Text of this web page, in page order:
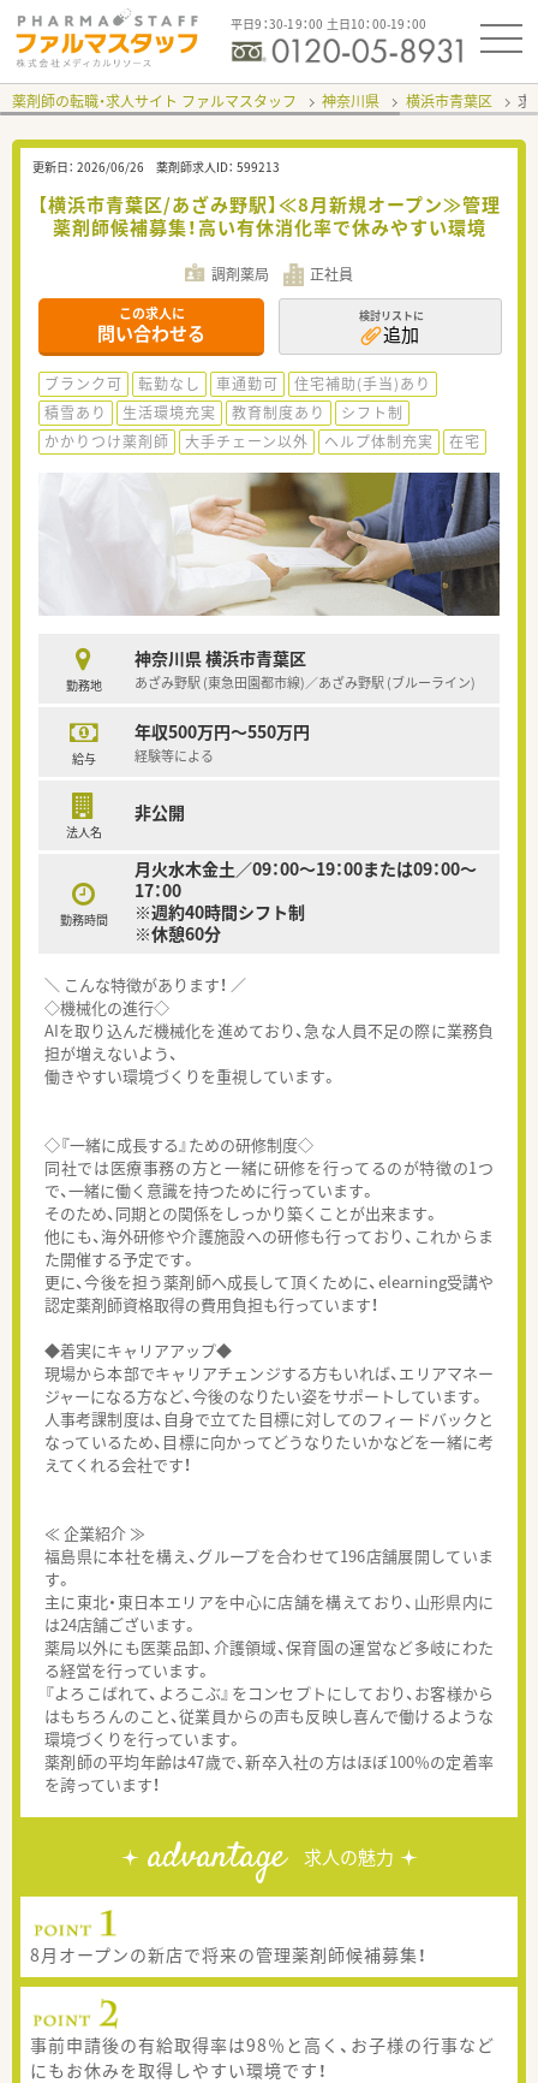
平日9：30-19：00 土日10：00-19：00
薬剤師の転職・求人サイト ファルマスタッフ 神奈川県 横浜市青葉区 求
更新日： 2026/06/26 薬剤師求人ID： 599213
【横浜市青葉区/あざみ野駅】≪8月新規オープン≫管理
薬剤師候補募集！高い有休消化率で休みやすい環境
調剤薬局 正社員
この求人に
問い合わせる
検討リストに
追加
ブランク可 転勤なし 車通勤可
住宅補助(手当)あり
積雪あり
生活環境充実 教育制度あり
シフト制
かかりつけ薬剤師
大手チェーン以外 ヘルプ体制充実 在宅
勤務地
神奈川県 横浜市青葉区
あざみ野駅 (東急田園都市線)／あざみ野駅 (ブルーライン)
給与
年収500万円～550万円
経験等による
法人名
非公開
勤務時間
月火水木金土／09：00～19：00または09：00～
17：00
※週約40時間シフト制
※休憩60分
＼ こんな特徴があります！ ／
◇機械化の進行◇
AIを取り込んだ機械化を進めており、急な人員不足の際に業務負
担が増えないよう、
働きやすい環境づくりを重視しています。
◇『一緒に成長する』ための研修制度◇
同社では医療事務の方と一緒に研修を行ってるのが特徴の1つ
で、一緒に働く意識を持つために行っています。
そのため、同期との関係をしっかり築くことが出来ます。
他にも、海外研修や介護施設への研修も行っており、これからま
た開催する予定です。
更に、今後を担う薬剤師へ成長して頂くために、elearning受講や
認定薬剤師資格取得の費用負担も行っています！
◆着実にキャリアアップ◆
現場から本部でキャリアチェンジする方もいれば、エリアマネー
ジャーになる方など、今後のなりたい姿をサポートしています。
人事考課制度は、自身で立てた目標に対してのフィードバックと
なっているため、目標に向かってどうなりたいかなどを一緒に考
えてくれる会社です！
≪ 企業紹介 ≫
福島県に本社を構え、グループを合わせて196店舗展開していま
す。
主に東北・東日本エリアを中心に店舗を構えており、山形県内に
は24店舗ございます。
薬局以外にも医薬品卸、介護領域、保育園の運営など多岐にわた
る経営を行っています。
『よろこばれて、よろこぶ』をコンセプトにしており、お客様から
はもちろんのこと、従業員からの声も反映し喜んで働けるような
環境づくりを行っています。
薬剤師の平均年齢は47歳で、新卒入社の方はほぼ100％の定着率
を誇っています！
advantage 求人の魅力
8月オープンの新店で将来の管理薬剤師候補募集！
事前申請後の有給取得率は98％と高く、お子様の行事など
にもお休みを取得しやすい環境です！